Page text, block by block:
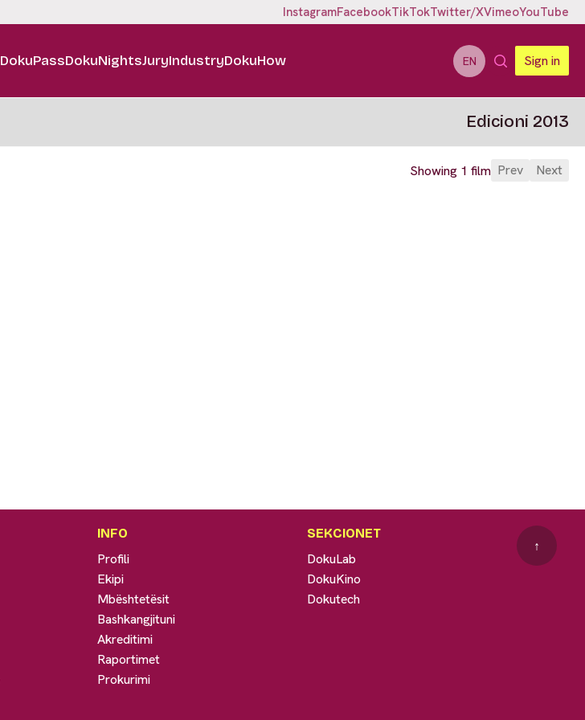
InstagramFacebookTikTokTwitter/XVimeoYouTube
DokuPassDokuNightsJuryIndustryDokuHow EN Sign in
Edicioni 2013
Showing 1 film Prev Next
INFO
Profili
Ekipi
Mbështetësit
Bashkangjituni
Akreditimi
Raportimet
Prokurimi
SEKCIONET
DokuLab
DokuKino
Dokutech
↑